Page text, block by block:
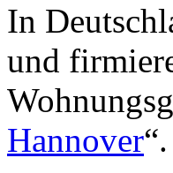
In
und
Hannover“.